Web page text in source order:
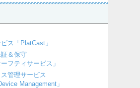
ス「PlatCast」
＆保守
フティサービス」
管理サービス
Management」